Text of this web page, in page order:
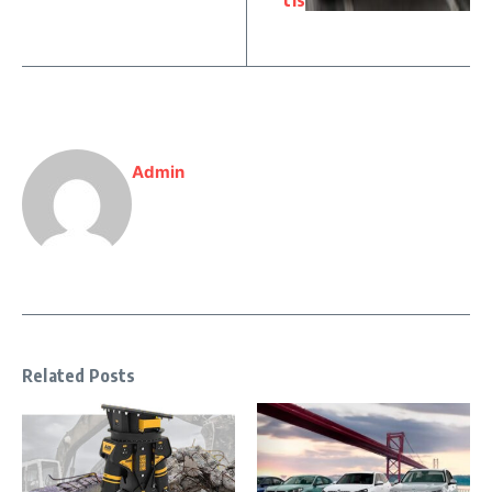
Admin
Related Posts